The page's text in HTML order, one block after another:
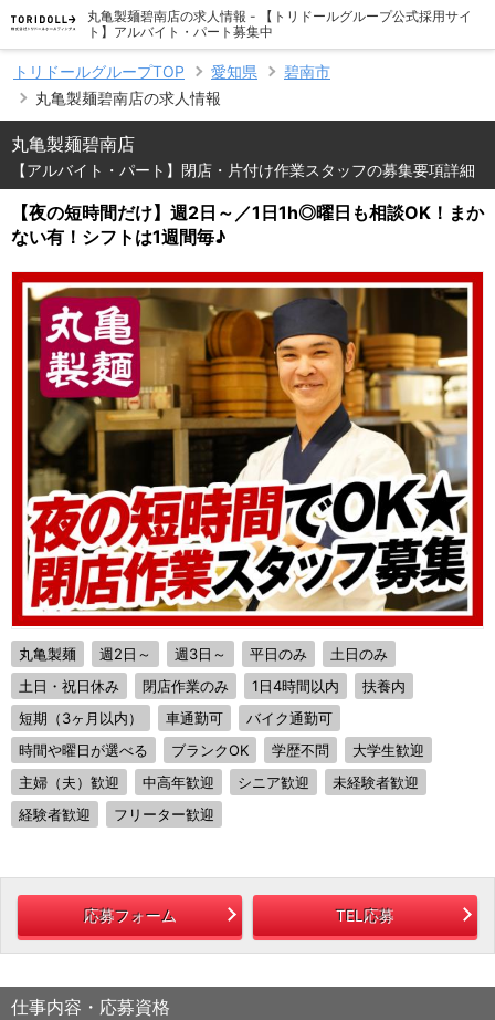
丸亀製麺碧南店の求人情報 - 【トリドールグループ公式採用サイ
ト】アルバイト・パート募集中
トリドールグループTOP 愛知県
碧南市
丸亀製麺碧南店の求人情報
丸亀製麺碧南店
【アルバイト・パート】閉店・片付け作業スタッフの募集要項詳細
【夜の短時間だけ】週2日～／1日1h◎曜日も相談OK！まか
ない有！シフトは1週間毎♪
丸亀製麺 週2日～ 週3日～ 平日のみ
土日のみ
土日・祝日休み
閉店作業のみ 1日4時間以内
扶養内
短期（3ヶ月以内）
車通勤可
バイク通勤可
時間や曜日が選べる
ブランクOK 学歴不問
大学生歓迎
主婦（夫）歓迎
中高年歓迎 シニア歓迎
未経験者歓迎
経験者歓迎
フリーター歓迎
応募フォーム TEL応募
仕事内容・応募資格